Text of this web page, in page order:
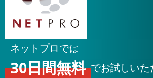
ネットプロでは
30日間無料 でお試しいた